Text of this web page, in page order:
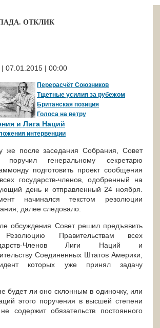
ОТКЛИК
| 07.01.2015 | 00:00
Перерасчёт Союзников
Тщетные усилия за рубежом
Британская позиция
Голоса на ветру
и Лига Наций
интервенции
же после заседания Собрания, Совет
поручил генеральному секретарю
подготовить проект сообщения
государств-членов, одобренный на
день и отправленный 24 ноября.
начинался текстом резолюции
далее следовало:
обсуждения Совет решил предъявить
Правительствам всех
Членов Лиги Наций и
Соединенных Штатов Америки,
которых уже принял задачу
будет ли оно склонным в одиночку, или
этого поручения в высшей степени
содержит обязательств постоянного